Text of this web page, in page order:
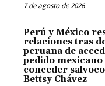
7 de agosto de 2026
Perú y México
relaciones tras
peruana de
pedido mexicano
conceder
Bettsy Chávez